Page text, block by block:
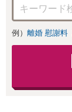
例） 離婚 慰謝料